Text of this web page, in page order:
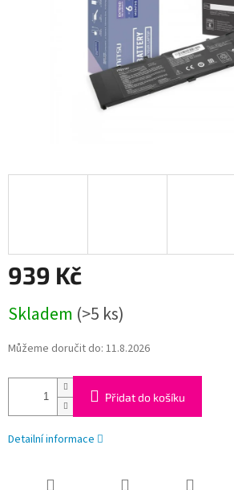
939 Kč
cena:
Skladem (>5 ks)
Můžeme doručit do: 11.8.2026
Přidat do košíku
Detailní informace